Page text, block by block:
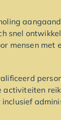
snel
mensen met
activiteiten